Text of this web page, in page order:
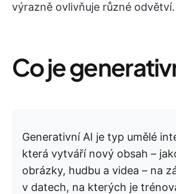
výrazně ovlivňuje různé odvětví.
Co je
Generativní AI je typ umělé
která vytváří nový obsah –
obrázky, hudbu a videa – na
v datech, na kterých je